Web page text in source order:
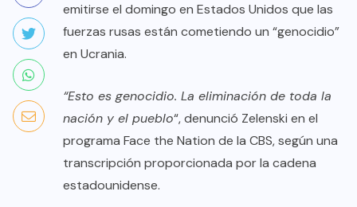
emitirse el domingo en Estados Unidos que las
fuerzas rusas están cometiendo un “genocidio”
en Ucrania.
“Esto es genocidio. La eliminación de toda la
nación y el pueblo“, denunció Zelenski en el
programa Face the Nation de la CBS, según una
transcripción proporcionada por la cadena
estadounidense.